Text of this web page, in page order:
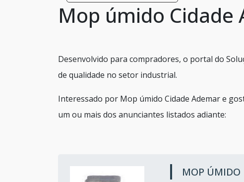
Mop úmido Cidade
Desenvolvido para compradores, o portal do
de qualidade no setor industrial.
Interessado por Mop úmido Cidade Ademar e
um ou mais dos anunciantes listados adiante:
MOP ÚMIDO